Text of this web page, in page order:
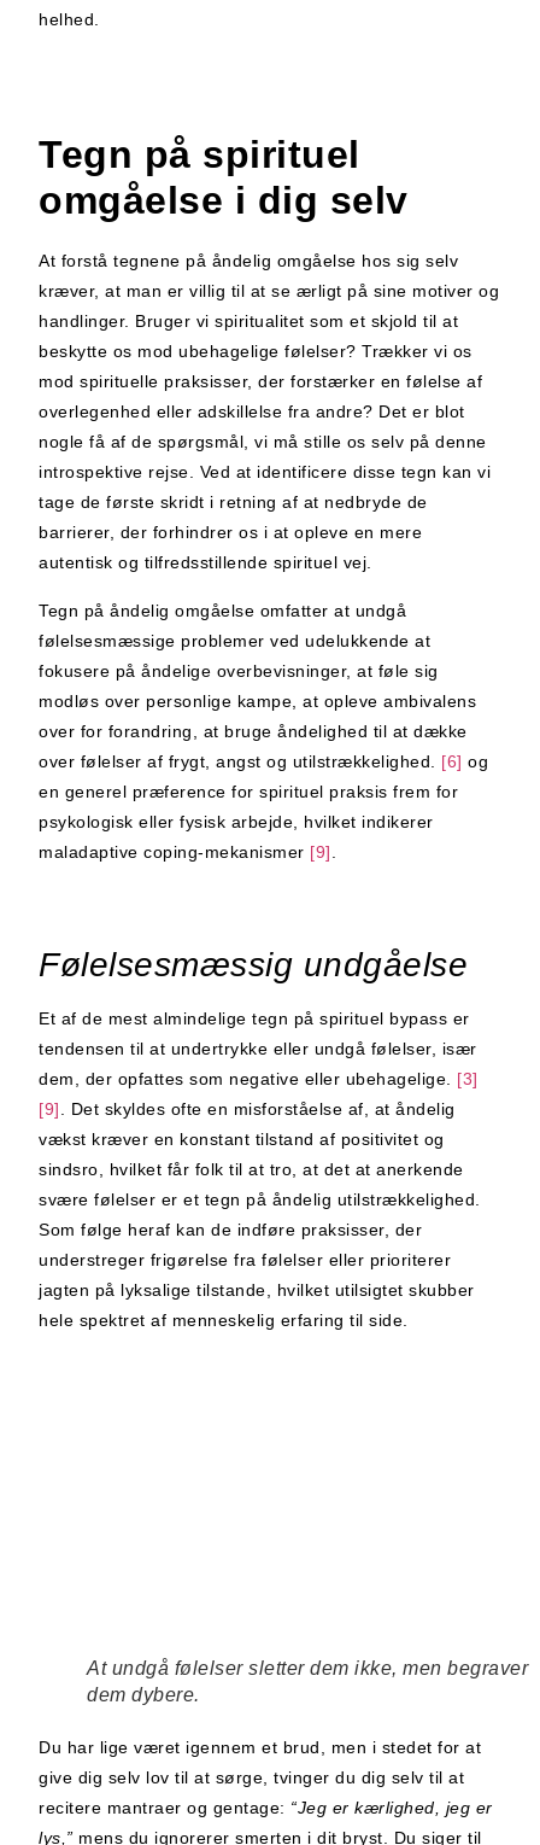
helhed.
Tegn på spirituel
omgåelse i dig selv
At forstå tegnene på åndelig omgåelse hos sig selv
kræver, at man er villig til at se ærligt på sine motiver og
handlinger. Bruger vi spiritualitet som et skjold til at
beskytte os mod ubehagelige følelser? Trækker vi os
mod spirituelle praksisser, der forstærker en følelse af
overlegenhed eller adskillelse fra andre? Det er blot
nogle få af de spørgsmål, vi må stille os selv på denne
introspektive rejse. Ved at identificere disse tegn kan vi
tage de første skridt i retning af at nedbryde de
barrierer, der forhindrer os i at opleve en mere
autentisk og tilfredsstillende spirituel vej.
Tegn på åndelig omgåelse omfatter at undgå
følelsesmæssige problemer ved udelukkende at
fokusere på åndelige overbevisninger, at føle sig
modløs over personlige kampe, at opleve ambivalens
over for forandring, at bruge åndelighed til at dække
over følelser af frygt, angst og utilstrækkelighed. [6] og
en generel præference for spirituel praksis frem for
psykologisk eller fysisk arbejde, hvilket indikerer
maladaptive coping-mekanismer [9]
Følelsesmæssig undgåelse
Et af de mest almindelige tegn på spirituel bypass er
tendensen til at undertrykke eller undgå følelser, især
dem, der opfattes som negative eller ubehagelige. [3]
[9]
. Det skyldes ofte en misforståelse af, at åndelig
vækst kræver en konstant tilstand af positivitet og
sindsro, hvilket får folk til at tro, at det at anerkende
svære følelser er et tegn på åndelig utilstrækkelighed.
Som følge heraf kan de indføre praksisser, der
understreger frigørelse fra følelser eller prioriterer
jagten på lyksalige tilstande, hvilket utilsigtet skubber
hele spektret af menneskelig erfaring til side.
At undgå følelser sletter dem ikke, men begraver
dem dybere.
Du har lige været igennem et brud, men i stedet for at
give dig selv lov til at sørge, tvinger du dig selv til at
recitere mantraer og gentage: “Jeg er kærlighed, jeg er
lys,” mens du ignorerer smerten i dit bryst. Du siger til